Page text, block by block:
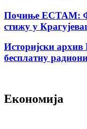
Почиње ЕСТАМ:
стижу у
Историјски архив
бесплатну
Економија